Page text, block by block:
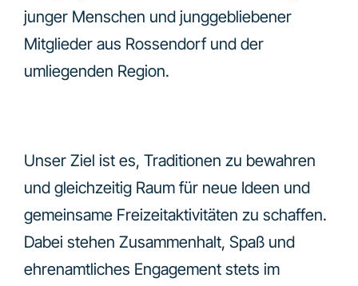
junger Menschen und junggebliebener
Mitglieder aus Rossendorf und der
umliegenden Region.
Unser Ziel ist es, Traditionen zu bewahren
und gleichzeitig Raum für neue Ideen und
gemeinsame Freizeitaktivitäten zu schaffen.
Dabei stehen Zusammenhalt, Spaß und
ehrenamtliches Engagement stets im